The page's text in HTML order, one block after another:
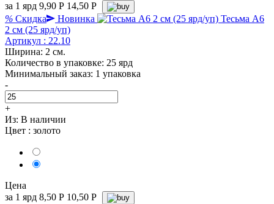
за 1 ярд 9,90 Р 14,50 P
% Скидка Новинка
Тесьма А6
2 см (25 ярд/уп)
Артикул : 22.10
Ширина: 2 см.
Количество в упаковке: 25 ярд
Минимальный заказ: 1 упаковка
-
+
Из: В наличии
Цвет : золото
Цена
за 1 ярд 8,50 Р 10,50 P